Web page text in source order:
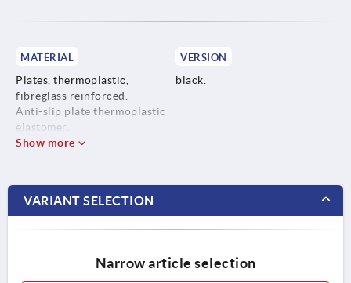
MATERIAL
Plates, thermoplastic,
fibreglass reinforced.
Anti-slip plate thermoplastic
elastomer.
VERSION
black.
Show more
VARIANT SELECTION
Narrow article selection